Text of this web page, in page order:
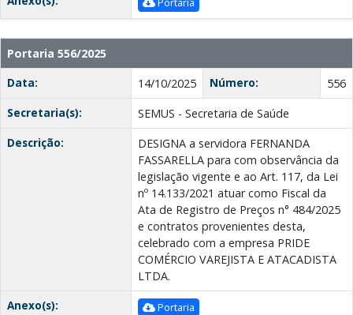
Portaria 556/2025
Data:
14/10/2025 Número:
556
Secretaria(s):
SEMUS - Secretaria de Saúde
Descrição:
DESIGNA a servidora FERNANDA
FASSARELLA para com observância da
legislação vigente e ao Art. 117, da Lei
nº 14.133/2021 atuar como Fiscal da
Ata de Registro de Preços n° 484/2025
e contratos provenientes desta,
celebrado com a empresa PRIDE
COMÉRCIO VAREJISTA E ATACADISTA
LTDA.
Anexo(s):
Portaria